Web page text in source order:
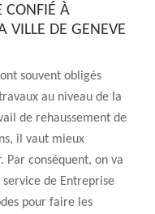
CONFIÉ À
VILLE DE GENEVE
souvent obligés
au niveau de la
de rehaussement de
il vaut mieux
conséquent, on va
de Entreprise
pour faire les